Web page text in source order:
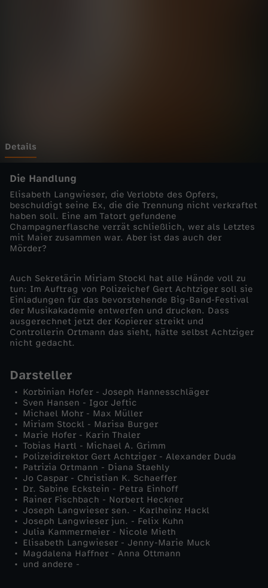
-
C
o
p
-
E
r
b
s
c
h
a
f
t
Details
Die Handlung
Elisabeth Langwieser, die Verlobte des Opfers,
beschuldigt seine Ex, die die Trennung nicht verkraftet
haben soll. Eine am Tatort gefundene
Champagnerflasche verrät schließlich, wer als Letztes
mit Maier zusammen war. Aber ist das auch der
Mörder?
Auch Sekretärin Miriam Stockl hat alle Hände voll zu
tun: Im Auftrag von Polizeichef Gert Achtziger soll sie
Einladungen für das bevorstehende Big-Band-Festival
der Musikakademie entwerfen und drucken. Dass
ausgerechnet jetzt der Kopierer streikt und
Controllerin Ortmann das sieht, hätte selbst Achtziger
nicht gedacht.
Darsteller
Korbinian Hofer - Joseph Hannesschläger
Sven Hansen - Igor Jeftic
Michael Mohr - Max Müller
Miriam Stockl - Marisa Burger
Marie Hofer - Karin Thaler
Tobias Hartl - Michael A. Grimm
Polizeidirektor Gert Achtziger - Alexander Duda
Patrizia Ortmann - Diana Staehly
Jo Caspar - Christian K. Schaeffer
Dr. Sabine Eckstein - Petra Einhoff
Rainer Fischbach - Norbert Heckner
Joseph Langwieser sen. - Karlheinz Hackl
Joseph Langwieser jun. - Felix Kuhn
Julia Kammermeier - Nicole Mieth
Elisabeth Langwieser - Jenny-Marie Muck
Magdalena Haffner - Anna Ottmann
und andere -